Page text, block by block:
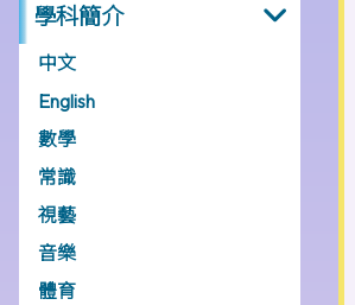
學科簡介
中文
English
數學
常識
視藝
音樂
體育